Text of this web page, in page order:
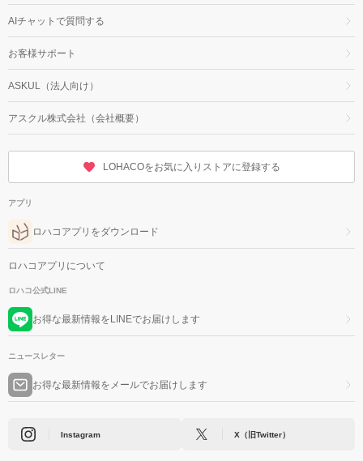
AIチャットで質問する
お客様サポート
ASKUL（法人向け）
アスクル株式会社（会社概要）
LOHACOをお気に入りストアに登録する
アプリ
ロハコアプリをダウンロード
ロハコアプリについて
ロハコ公式LINE
お得な最新情報をLINEでお届けします
ニュースレター
お得な最新情報をメールでお届けします
Instagram X（旧Twitter）